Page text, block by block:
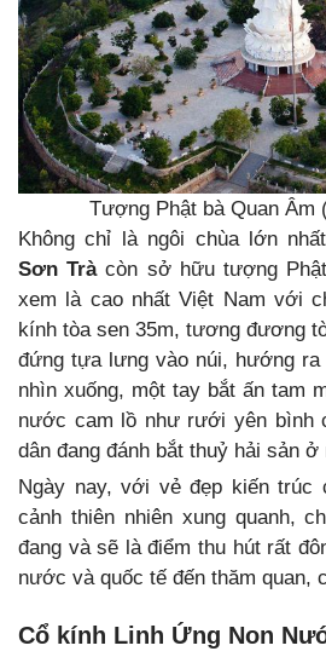
Tượng Phật bà Quan Âm
Không chỉ là ngôi chùa lớn
Sơn Tràcòn sở hữu tượng
xem là cao nhất Việt Nam với
kính tòa sen 35m, tương đương
đứng tựa lưng vào núi, hướng
nhìn xuống, một tay bắt ấn tam
nước cam lồ như rưới yên bình
dân đang đánh bắt thuỷ hải sản
Ngày nay, với vẻ đẹp kiến trúc
cảnh thiên nhiên xung quanh,
đang và sẽ là điểm thu hút rất
nước và quốc tế đến thăm quan,
Cổ kính Linh Ứng Non